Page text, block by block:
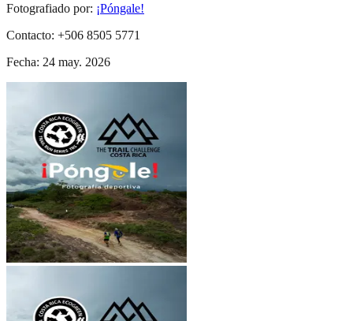
Fotografiado por: ¡Póngale!
Contacto: +506 8505 5771
Fecha: 24 may. 2026